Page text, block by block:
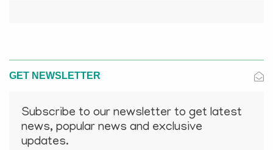
GET NEWSLETTER
Subscribe to our newsletter to get latest
news, popular news and exclusive
updates.